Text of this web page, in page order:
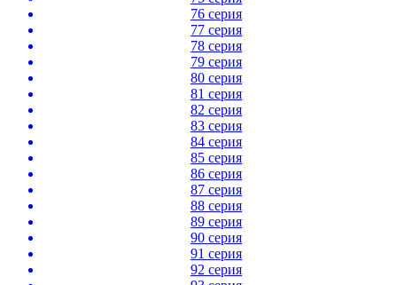
76 серия
77 серия
78 серия
79 серия
80 серия
81 серия
82 серия
83 серия
84 серия
85 серия
86 серия
87 серия
88 серия
89 серия
90 серия
91 серия
92 серия